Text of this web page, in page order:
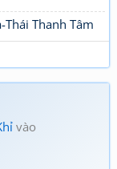
Thanh Tâm
vào